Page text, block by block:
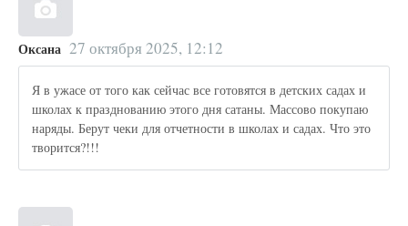
Оксана 27 октября 2025, 12:12
Я в ужасе от того как сейчас все готовятся в детских садах и
школах к празднованию этого дня сатаны. Массово покупаю
наряды. Берут чеки для отчетности в школах и садах. Что это
творится?!!!